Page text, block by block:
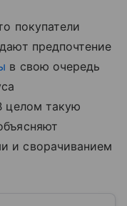
покупатели
предпочтение
в свою очередь
целом такую
и сворачиванием